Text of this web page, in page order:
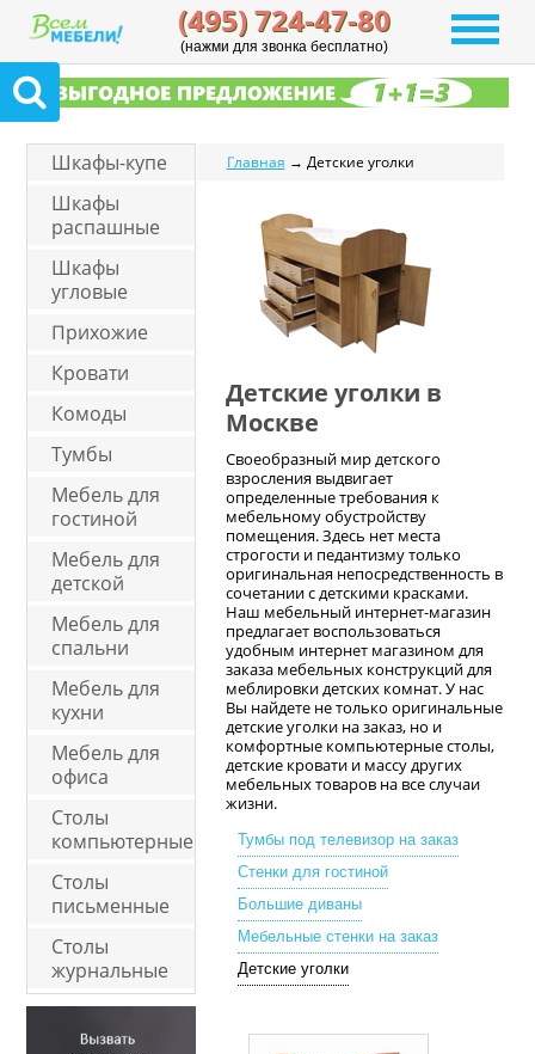
(495) 724-47-80
(нажми для звонка бесплатно)
Шкафы-купе
Шкафы
распашные
Шкафы
угловые
Прихожие
Кровати
Комоды
Тумбы
Мебель для
гостиной
Мебель для
детской
Мебель для
спальни
Мебель для
кухни
Мебель для
офиса
Столы
компьютерные
Столы
письменные
Столы
журнальные
Главная → Детские уголки
Детские уголки в
Москве
Своеобразный мир детского
взросления выдвигает
определенные требования к
мебельному обустройству
помещения. Здесь нет места
строгости и педантизму только
оригинальная непосредственность в
сочетании с детскими красками.
Наш мебельный интернет-магазин
предлагает воспользоваться
удобным интернет магазином для
заказа мебельных конструкций для
меблировки детских комнат. У нас
Вы найдете не только оригинальные
детские уголки на заказ, но и
комфортные компьютерные столы,
детские кровати и массу других
мебельных товаров на все случаи
жизни.
Тумбы под телевизор на заказ
Стенки для гостиной
Большие диваны
Мебельные стенки на заказ
Детские уголки